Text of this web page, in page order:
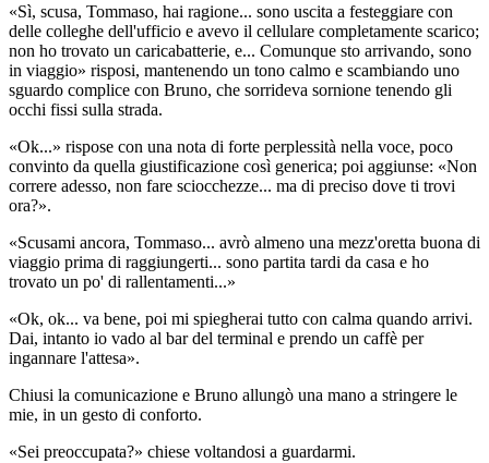
«Sì, scusa, Tommaso, hai ragione... sono uscita a festeggiare con
delle colleghe dell'ufficio e avevo il cellulare completamente scarico;
non ho trovato un caricabatterie, e... Comunque sto arrivando, sono
in viaggio» risposi, mantenendo un tono calmo e scambiando uno
sguardo complice con Bruno, che sorrideva sornione tenendo gli
occhi fissi sulla strada.
«Ok...» rispose con una nota di forte perplessità nella voce, poco
convinto da quella giustificazione così generica; poi aggiunse: «Non
correre adesso, non fare sciocchezze... ma di preciso dove ti trovi
ora?».
«Scusami ancora, Tommaso... avrò almeno una mezz'oretta buona di
viaggio prima di raggiungerti... sono partita tardi da casa e ho
trovato un po' di rallentamenti...»
«Ok, ok... va bene, poi mi spiegherai tutto con calma quando arrivi.
Dai, intanto io vado al bar del terminal e prendo un caffè per
ingannare l'attesa».
Chiusi la comunicazione e Bruno allungò una mano a stringere le
mie, in un gesto di conforto.
«Sei preoccupata?» chiese voltandosi a guardarmi.